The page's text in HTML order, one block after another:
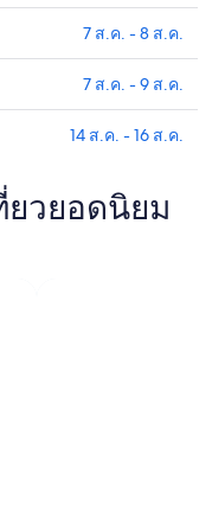
7 ส.ค. - 8 ส.ค.
7 ส.ค. - 9 ส.ค.
14 ส.ค. - 16 ส.ค.
ยวยอดนิยม